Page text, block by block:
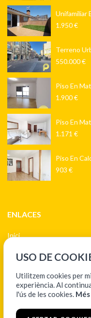
Unifamiliar
1.950 €
Terreno
550.000 €
Piso En
1.900 €
Piso En
1.171 €
Piso En
903 €
ENLACES
Inici
Política de cookies
Política de protección de
USO DE
Utilitzem cookies per
experiència. Al
l'ús de les cookies.